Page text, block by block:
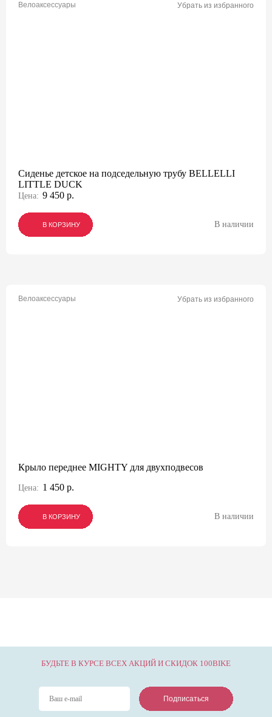
Велоаксессуары Убрать из избранного
Сиденье детское на подседельную трубу BELLELLI
LITTLE DUCK
Цена: 9 450 р.
В КОРЗИНУ
В КОРЗИНУ
В КОРЗИНУ В наличии
Велоаксессуары Убрать из избранного
Крыло переднее MIGHTY для двухподвесов
Цена: 1 450 р.
В КОРЗИНУ
В КОРЗИНУ
В КОРЗИНУ В наличии
БУДЬТЕ В КУРСЕ ВСЕХ АКЦИЙ И СКИДОК 100BIKE
Подписаться
Подписаться
Подписаться